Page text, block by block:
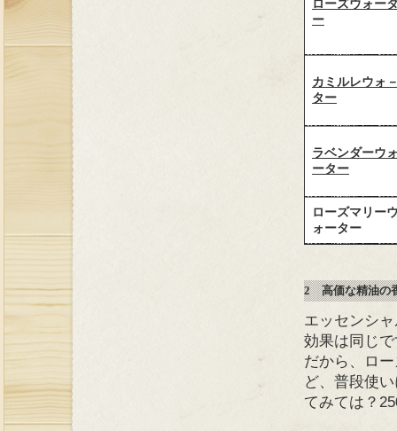
ローズウォー
ー
カミルレウォ
ター
ラベンダーウ
ーター
ローズマリー
ォーター
2 高価な精油の
エッセンシ
効果は同じ
だから、ロ
ど、普段使
てみては？